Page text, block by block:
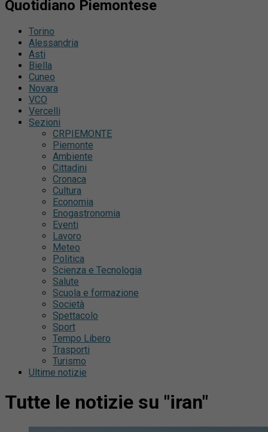
Quotidiano Piemontese
Torino
Alessandria
Asti
Biella
Cuneo
Novara
VCO
Vercelli
Sezioni
CRPIEMONTE
Piemonte
Ambiente
Cittadini
Cronaca
Cultura
Economia
Enogastronomia
Eventi
Lavoro
Meteo
Politica
Scienza e Tecnologia
Salute
Scuola e formazione
Società
Spettacolo
Sport
Tempo Libero
Trasporti
Turismo
Ultime notizie
Tutte le notizie su "iran"